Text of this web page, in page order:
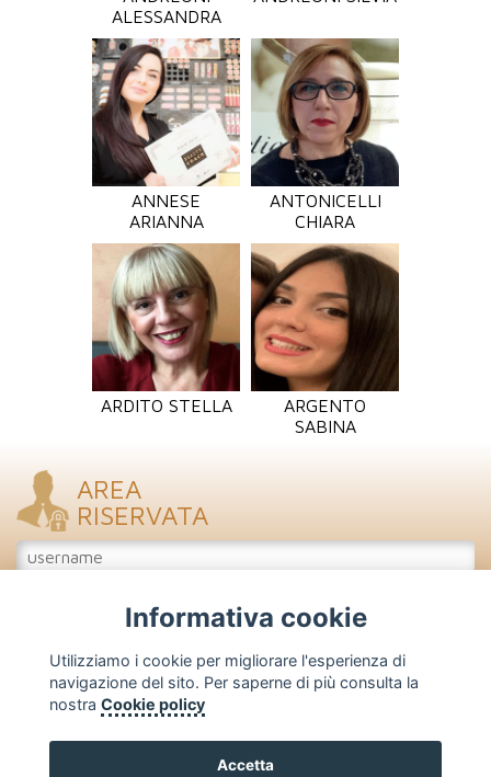
ALESSANDRA
ANNESE
ARIANNA
ANTONICELLI
CHIARA
ARDITO STELLA
ARGENTO
SABINA
AREA
RISERVATA
Iscriviti
FENAPRO - Federazione Nazionale Profumieri
Corso Venezia, 47/49 - 20121 Milano
Tel: 02 - 7750.466/203/208 - Fax: 02 - 7750.425
Informativa cookie
Utilizziamo i cookie per migliorare l'esperienza di
navigazione del sito. Per saperne di più consulta la
nostra Cookie policy
Accetta